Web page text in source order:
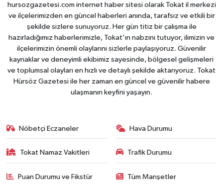
hursozgazetesi.com internet haber sitesi olarak Tokat il merkezi
ve ilçelerimizden en güncel haberleri anında, tarafsız ve etkili bir
şekilde sizlere sunuyoruz. Her gün titiz bir çalışma ile
hazırladığımız haberlerimizle, Tokat'ın nabzını tutuyor, ilimizin ve
ilçelerimizin önemli olaylarını sizlerle paylaşıyoruz. Güvenilir
kaynaklar ve deneyimli ekibimiz sayesinde, bölgesel gelişmeleri
ve toplumsal olayları en hızlı ve detaylı şekilde aktarıyoruz. Tokat
Hürsöz Gazetesi ile her zaman en güncel ve güvenilir habere
ulaşmanın keyfini yaşayın.
Nöbetçi Eczaneler Hava Durumu
Tokat Namaz Vakitleri Trafik Durumu
Puan Durumu ve Fikstür Tüm Manşetler